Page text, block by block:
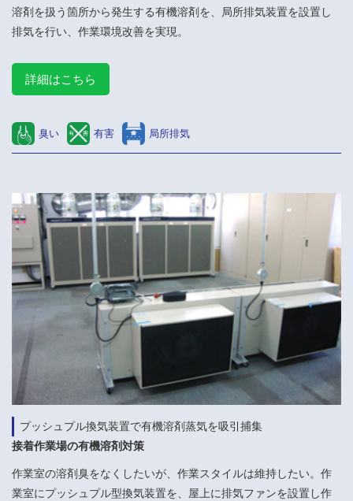
溶剤を扱う箇所から発生する有機溶剤を、局所排気装置を設置し
排気を行い、作業環境改善を実現。
詳細はこちら
臭い 有害 局所排気
プッシュプル換気装置で有機溶剤蒸気を吸引捕集
接着作業場の有機溶剤対策
作業室の溶剤臭をなくしたいが、作業スタイルは維持したい。作
業室にプッシュプル型換気装置を、屋上に排気ファンを設置し作